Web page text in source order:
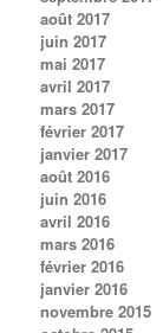
août 2017
juin 2017
mai 2017
avril 2017
mars 2017
février 2017
janvier 2017
août 2016
juin 2016
avril 2016
mars 2016
février 2016
janvier 2016
novembre 2015